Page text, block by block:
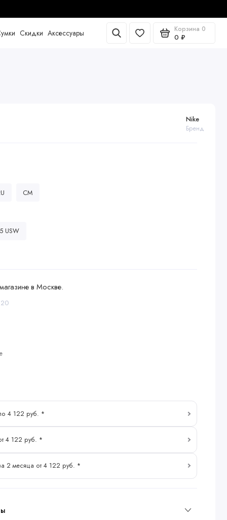
Скидки Аксессуары Корзина 0
0 ₽
в Москве.
Nike
Бренд
4 122 руб. *
4 122 руб. *
2 месяца от 4 122 руб. *
CM
USW